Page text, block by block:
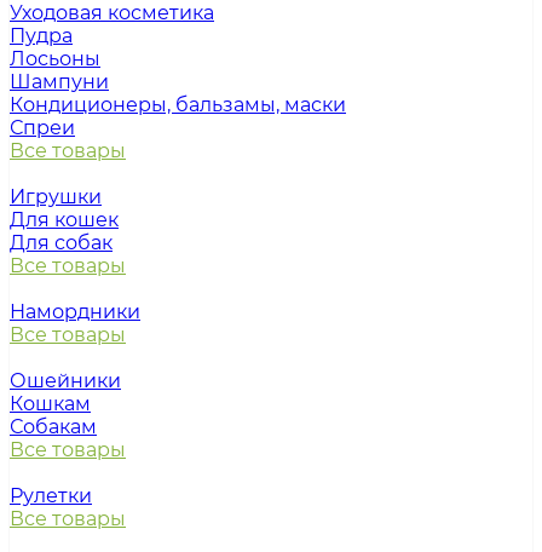
Уходовая косметика
Пудра
Лосьоны
Шампуни
Кондиционеры, бальзамы, маски
Спреи
Все товары
Игрушки
Для кошек
Для собак
Все товары
Намордники
Все товары
Ошейники
Кошкам
Собакам
Все товары
Рулетки
Все товары